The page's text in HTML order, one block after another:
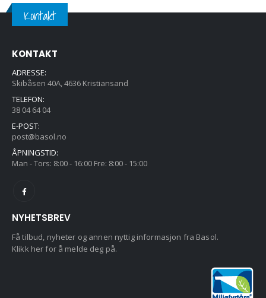
Kontakt
KONTAKT
ADRESSE:
Skibåsen 40A, 4636 Kristiansand
TELEFON:
38 04 64 04
E-POST:
post@basol.no
ÅPNINGSTID:
Man - Tors: 8:00 - 16:00 Fre: 8:00 - 15:00
NYHETSBREV
Få tilbud, nyheter og annen nyttig informasjon fra Basol.
Klikk her for å melde deg på.